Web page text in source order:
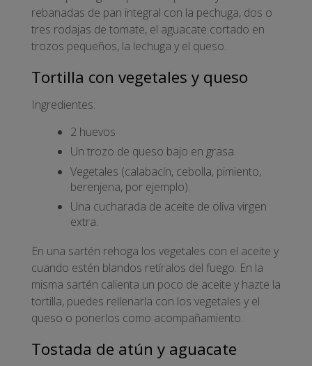
rebanadas de pan integral con la pechuga, dos o
tres rodajas de tomate, el aguacate cortado en
trozos pequeños, la lechuga y el queso.
Tortilla con vegetales y queso
Ingredientes:
2 huevos
Un trozo de queso bajo en grasa
Vegetales (calabacín, cebolla, pimiento,
berenjena, por ejemplo).
Una cucharada de aceite de oliva virgen
extra.
En una sartén rehoga los vegetales con el aceite y
cuando estén blandos retíralos del fuego. En la
misma sartén calienta un poco de aceite y hazte la
tortilla, puedes rellenarla con los vegetales y el
queso o ponerlos como acompañamiento.
Tostada de atún y aguacate